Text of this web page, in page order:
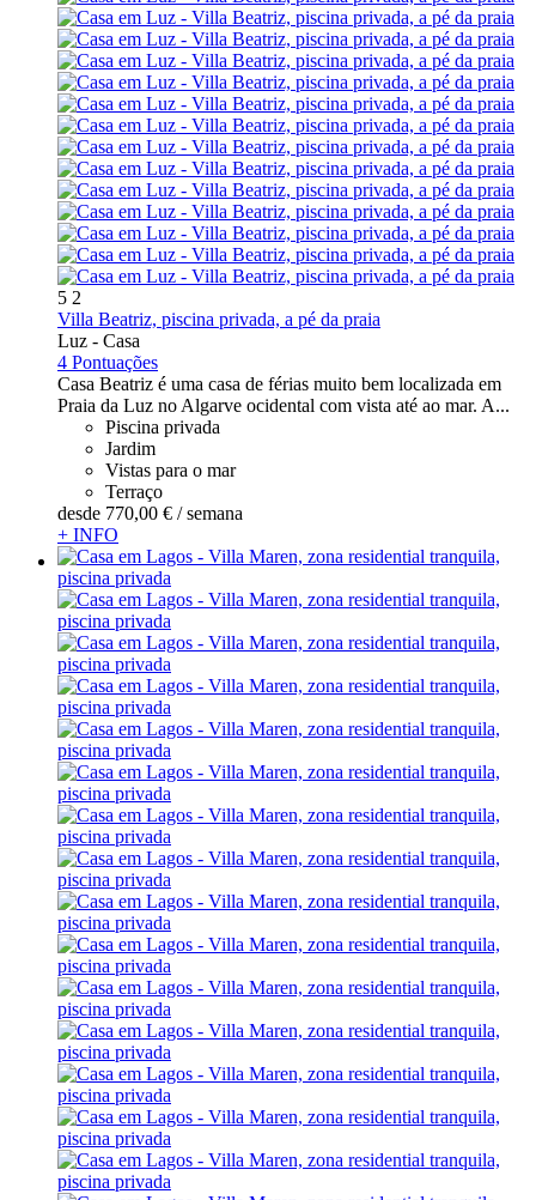
5 2
Villa Beatriz, piscina privada, a pé da praia
Luz - Casa
4 Pontuações
Casa Beatriz é uma casa de férias muito bem localizada em
Praia da Luz no Algarve ocidental com vista até ao mar. A...
Piscina privada
Jardim
Vistas para o mar
Terraço
desde 770,00 € / semana
+ INFO